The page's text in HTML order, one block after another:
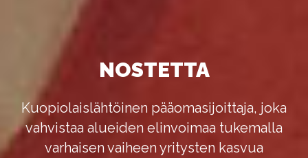
NOSTETTA
Kuopiolaislähtöinen pääomasijoittaja, joka
vahvistaa alueiden elinvoimaa tukemalla
varhaisen vaiheen yritysten kasvua